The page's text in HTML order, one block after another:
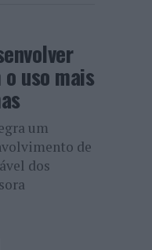
uso mais
um
de
dos